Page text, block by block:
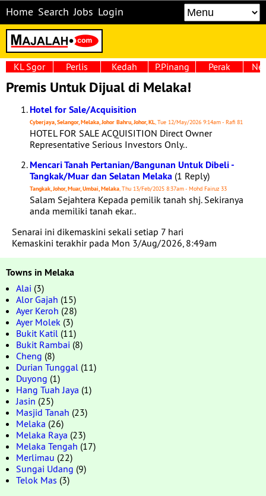
Home Search Jobs Login
KL Sgor Perlis Kedah P.Pinang Perak
Premis Untuk Dijual di Melaka!
Hotel for Sale/Acquisition
Cyberjaya, Selangor, Melaka, Johor Bahru, Johor, KL, Tue 12/May/2026 9:14am - Rafi 81
HOTEL FOR SALE ACQUISITION Direct Owner
Representative Serious Investors Only..
Mencari Tanah Pertanian/Bangunan Untuk Dibeli -
Tangkak/Muar dan Selatan Melaka (1 Reply)
Tangkak, Johor, Muar, Umbai, Melaka, Thu 13/Feb/2025 8:37am - Mohd Fairuz 33
Salam Sejahtera Kepada pemilik tanah shj. Sekiranya
anda memiliki tanah ekar..
Senarai ini dikemaskini sekali setiap 7 hari
Kemaskini terakhir pada Mon 3/Aug/2026, 8:49am
Towns in Melaka
Alai (3)
Alor Gajah (15)
Ayer Keroh (28)
Ayer Molek (3)
Bukit Katil (11)
Bukit Rambai (8)
Cheng (8)
Durian Tunggal (11)
Duyong (1)
Hang Tuah Jaya (1)
Jasin (25)
Masjid Tanah (23)
Melaka (26)
Melaka Raya (23)
Melaka Tengah (17)
Merlimau (22)
Sungai Udang (9)
Telok Mas (3)